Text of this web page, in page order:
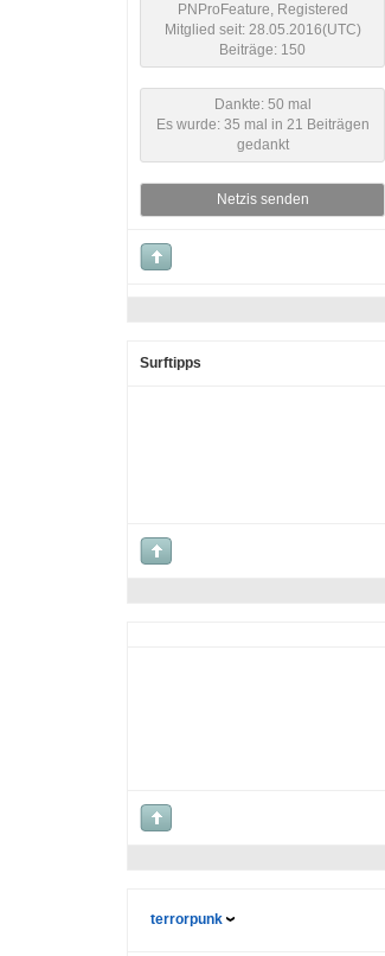
PNProFeature, Registered
Mitglied seit: 28.05.2016(UTC)
Beiträge: 150
Dankte: 50 mal
Es wurde: 35 mal in 21 Beiträgen
gedankt
Netzis senden
Surftipps
terrorpunk